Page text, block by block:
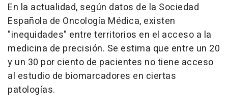
En la actualidad, según datos de la Sociedad
Española de Oncología Médica, existen
"inequidades" entre territorios en el acceso a la
medicina de precisión. Se estima que entre un 20
y un 30 por ciento de pacientes no tiene acceso
al estudio de biomarcadores en ciertas
patologías.